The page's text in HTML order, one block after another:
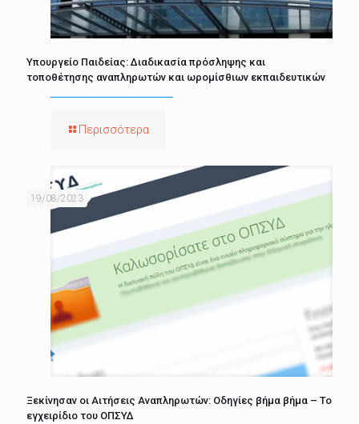
Υπουργείο Παιδείας: Διαδικασία πρόσληψης και
τοποθέτησης αναπληρωτών και ωρομίσθιων εκπαιδευτικών
Περισσότερα
19/08/2023
Ξεκίνησαν οι Αιτήσεις Αναπληρωτών: Οδηγίες βήμα βήμα – Το
εγχειρίδιο του ΟΠΣΥΔ